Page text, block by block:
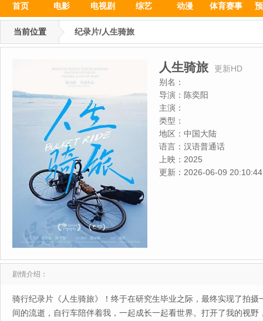
首页 电影 电视剧 综艺 动漫 体育赛事
当前位置 纪录片/人生骑旅
人生骑旅
更新HD
别名：
导演： 陈奕阳
主演：
类型：
地区： 中国大陆
语言： 汉语普通话
上映： 2025
更新： 2026-06-09 20:10:44
剧情介绍：
骑行纪录片《人生骑旅》！终于在研究生毕业之际，最终实现了拍
间的流逝，自行车陪伴着我，一起成长一起看世界。打开了我的视